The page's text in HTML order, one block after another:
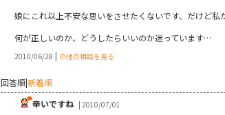
娘にこれ以上不安な思いをさせたくないです、だけど
何が正しいのか、どうしたらいいのか迷っています…
2010/06/28 | の他の相談を見る
回答順|新着順
辛いですね | 2010/07/01